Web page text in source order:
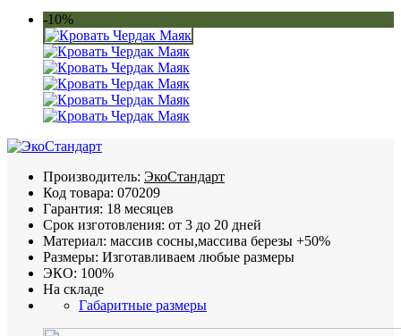
-10%
Производитель: ЭкоСтандарт
Код товара: 070209
Гарантия: 18 месяцев
Срок изготовления: от 3 до 20 дней
Материал: массив сосны,массива березы +50%
Размеры: Изготавливаем любые размеры
ЭКО: 100%
На складе
Габаритные размеры